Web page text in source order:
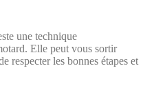
une technique
Elle peut vous sortir
respecter les bonnes étapes et